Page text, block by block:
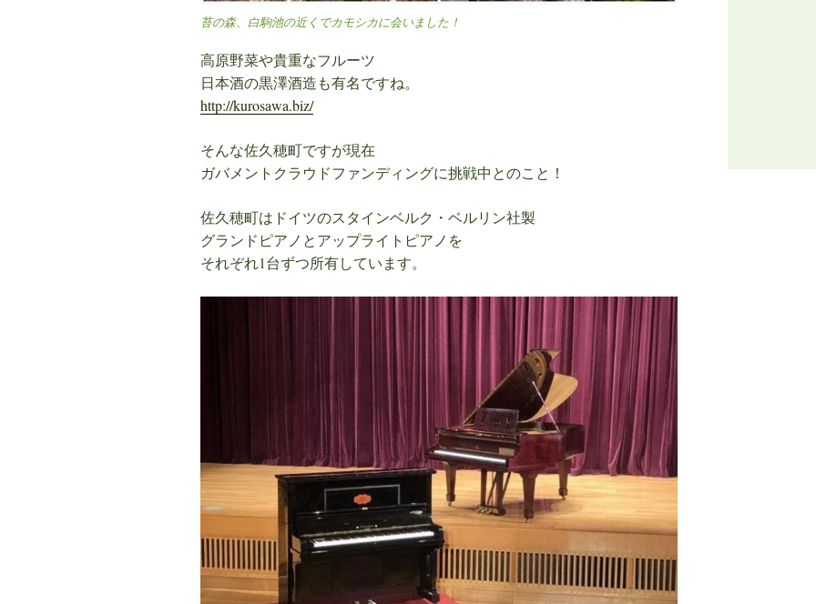
苔の森、白駒池の近くでカモシカに会いました！
高原野菜や貴重なフルーツ
日本酒の黒澤酒造も有名ですね。
http://kurosawa.biz/
そんな佐久穂町ですが現在
ガバメントクラウドファンディングに挑戦中とのこと！
佐久穂町はドイツのスタインベルク・ベルリン社製
グランドピアノとアップライトピアノを
それぞれ1台ずつ所有しています。